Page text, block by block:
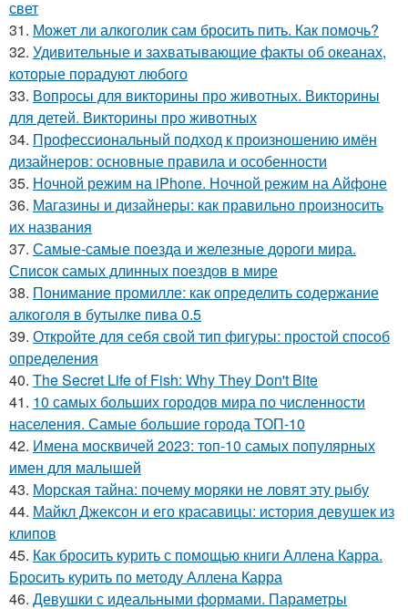
свет
31. Может ли алкоголик сам бросить пить. Как помочь?
32. Удивительные и захватывающие факты об океанах,
которые порадуют любого
33. Вопросы для викторины про животных. Викторины
для детей. Викторины про животных
34. Профессиональный подход к произношению имён
дизайнеров: основные правила и особенности
35. Ночной режим на iPhone. Ночной режим на Айфоне
36. Магазины и дизайнеры: как правильно произносить
их названия
37. Самые-самые поезда и железные дороги мира.
Список самых длинных поездов в мире
38. Понимание промилле: как определить содержание
алкоголя в бутылке пива 0.5
39. Откройте для себя свой тип фигуры: простой способ
определения
40. The Secret Life of Fish: Why They Don't Bite
41. 10 самых больших городов мира по численности
населения. Самые большие города ТОП-10
42. Имена москвичей 2023: топ-10 самых популярных
имен для малышей
43. Морская тайна: почему моряки не ловят эту рыбу
44. Майкл Джексон и его красавицы: история девушек из
клипов
45. Как бросить курить с помощью книги Аллена Карра.
Бросить курить по методу Аллена Карра
46. Девушки с идеальными формами. Параметры